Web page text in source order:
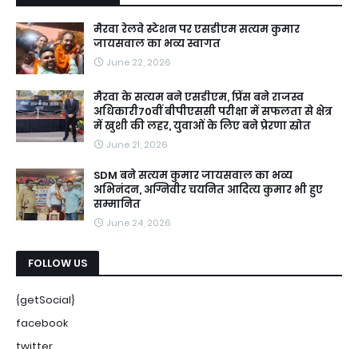
मैरवा रेलवे स्टेशन पर एसडीएम सत्यम कुमार
जायसवाल का भव्य स्वागत
June 22, 2026
मैरवा के सत्यम बने एसडीएम, प्रिंस बने राजस्व
अधिकारी70वीं बीपीएससी परीक्षा में सफलता से क्षेत्र
में खुशी की लहर, युवाओं के लिए बने प्रेरणा स्रोत
June 21, 2026
SDM बने सत्यम कुमार जायसवाल का भव्य
अभिनंदन, अग्निवीर चयनित आदित्य कुमार भी हुए
सम्मानित
June 24, 2026
FOLLOW US
{getSocial}
facebook
twitter